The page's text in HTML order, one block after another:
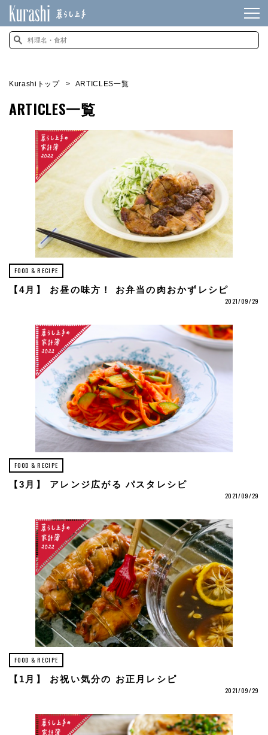
Kurashiトップ ARTICLES一覧
ARTICLES一覧
FOOD & RECIPE
【4月】 お昼の味方！ お弁当の肉おかずレシピ
2021/09/29
FOOD & RECIPE
【3月】 アレンジ広がる パスタレシピ
2021/09/29
FOOD & RECIPE
【1月】 お祝い気分の お正月レシピ
2021/09/29